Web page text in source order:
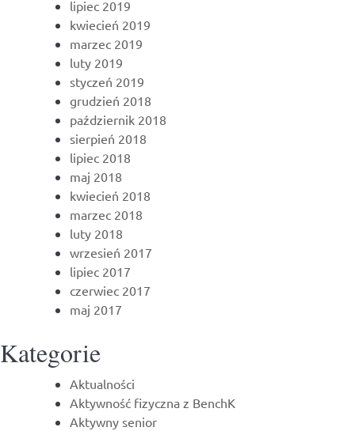
lipiec 2019
kwiecień 2019
marzec 2019
luty 2019
styczeń 2019
grudzień 2018
październik 2018
sierpień 2018
lipiec 2018
maj 2018
kwiecień 2018
marzec 2018
luty 2018
wrzesień 2017
lipiec 2017
czerwiec 2017
maj 2017
Kategorie
Aktualności
Aktywność fizyczna z BenchK
Aktywny senior